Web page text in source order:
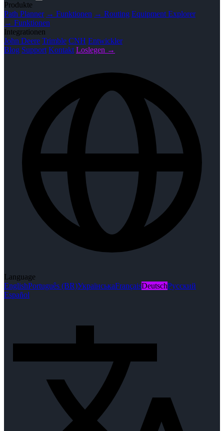
Produkte
Path Planner → Funktionen → Routing Equipment Explorer
→ Funktionen
Integrationen
John Deere Trimble CNH Entwickler
Blog Support Kontakt Loslegen →
Language
EnglishPortuguês (BR)УкраїнськаFrançaisDeutschРусский
Español